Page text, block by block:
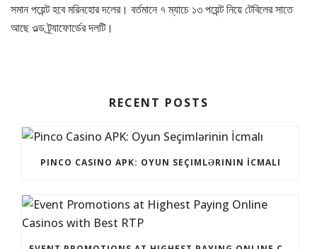
সমান পয়েন্ট হবে মরিনহোর দলের। বর্তমানে ৭ ম্যাচে ১৩ পয়েন্ট নিয়ে টেবিলের সাতে
আছে ওল্ড ট্র্যাফোর্ডের দলটি।
RECENT POSTS
PINCO CASINO APK: OYUN SEÇIMLƏRININ İCMALI